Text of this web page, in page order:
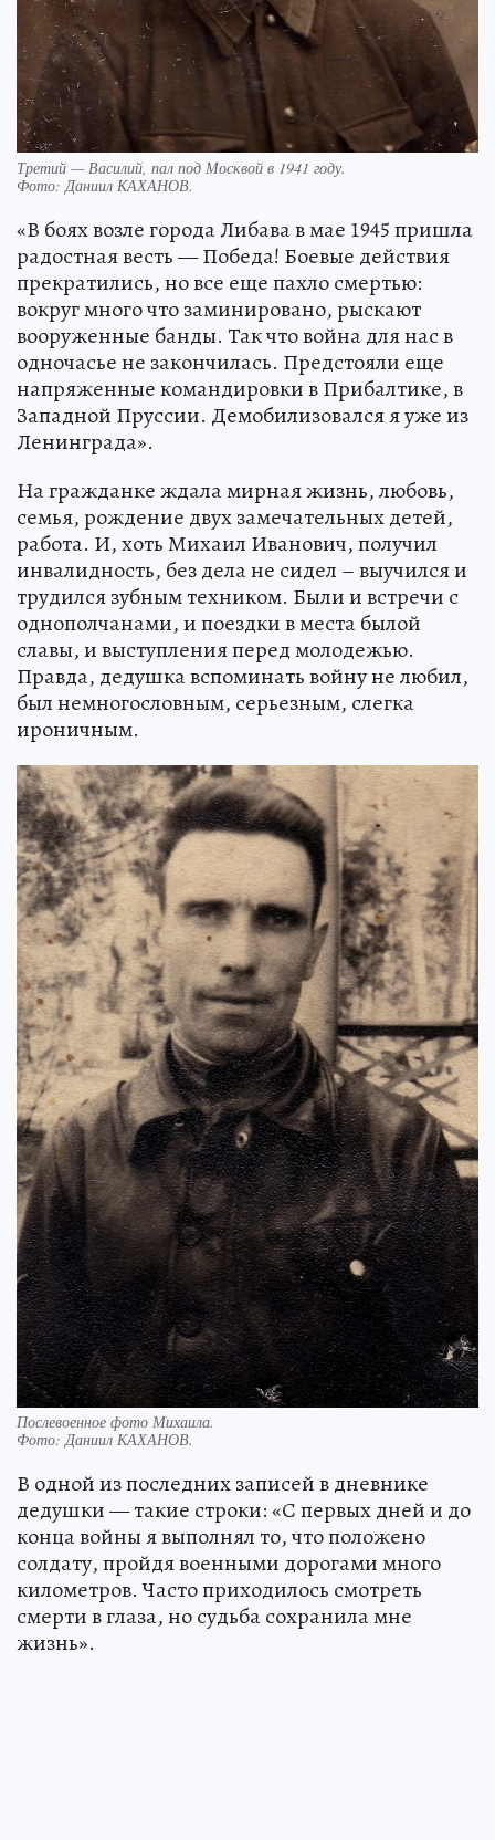
Третий — Василий, пал под Москвой в 1941 году.
Фото: Даниил КАХАНОВ.
«В боях возле города Либава в мае 1945 пришла
радостная весть — Победа! Боевые действия
прекратились, но все еще пахло смертью:
вокруг много что заминировано, рыскают
вооруженные банды. Так что война для нас в
одночасье не закончилась. Предстояли еще
напряженные командировки в Прибалтике, в
Западной Пруссии. Демобилизовался я уже из
Ленинграда».
На гражданке ждала мирная жизнь, любовь,
семья, рождение двух замечательных детей,
работа. И, хоть Михаил Иванович, получил
инвалидность, без дела не сидел – выучился и
трудился зубным техником. Были и встречи с
однополчанами, и поездки в места былой
славы, и выступления перед молодежью.
Правда, дедушка вспоминать войну не любил,
был немногословным, серьезным, слегка
ироничным.
Послевоенное фото Михаила.
Фото:Даниил КАХАНОВ.
В одной из последних записей в дневнике
дедушки — такие строки: «С первых дней и до
конца войны я выполнял то, что положено
солдату, пройдя военными дорогами много
километров. Часто приходилось смотреть
смерти в глаза, но судьба сохранила мне
жизнь».